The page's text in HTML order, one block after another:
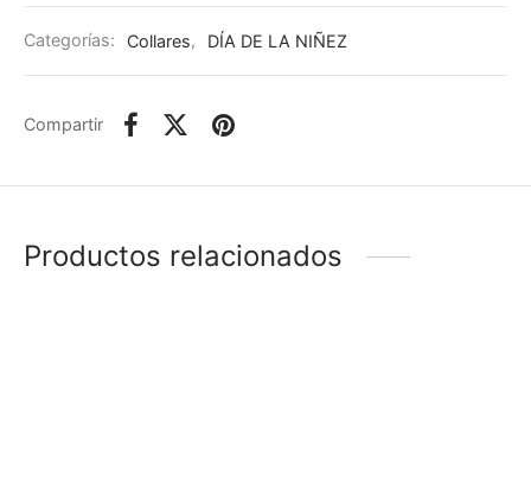
Categorías: Collares, DÍA DE LA NIÑEZ
Compartir
Productos relacionados